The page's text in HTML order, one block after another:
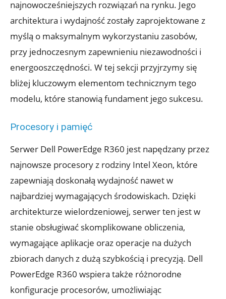
najnowocześniejszych rozwiązań na rynku. Jego
architektura i wydajność zostały zaprojektowane z
myślą o maksymalnym wykorzystaniu zasobów,
przy jednoczesnym zapewnieniu niezawodności i
energooszczędności. W tej sekcji przyjrzymy się
bliżej kluczowym elementom technicznym tego
modelu, które stanowią fundament jego sukcesu.
Procesory i pamięć
Serwer Dell PowerEdge R360 jest napędzany przez
najnowsze procesory z rodziny Intel Xeon, które
zapewniają doskonałą wydajność nawet w
najbardziej wymagających środowiskach. Dzięki
architekturze wielordzeniowej, serwer ten jest w
stanie obsługiwać skomplikowane obliczenia,
wymagające aplikacje oraz operacje na dużych
zbiorach danych z dużą szybkością i precyzją. Dell
PowerEdge R360 wspiera także różnorodne
konfiguracje procesorów, umożliwiając